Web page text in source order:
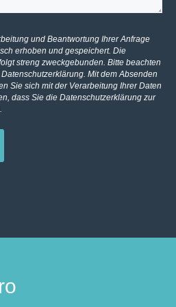
und Beantwortung Ihrer Anfrage
erhoben und gespeichert. Die
streng zweckgebunden. Bitte beachten
Datenschutzerklärung. Mit dem Absenden
Sie sich mit der Verarbeitung Ihrer Daten
dass Sie die Datenschutzerklärung zur